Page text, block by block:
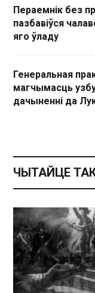
Пераемнік без
пазбавіўся
яго ўладу
Генеральная
магчымасць
дачыненні да
ЧЫТАЙЦЕ